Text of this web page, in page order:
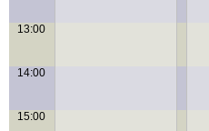
13:00
14:00
15:00